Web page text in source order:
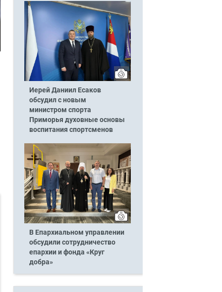
Иерей Даниил Есаков
обсудил с новым
министром спорта
Приморья духовные основы
воспитания спортсменов
В Епархиальном управлении
обсудили сотрудничество
епархии и фонда «Круг
добра»